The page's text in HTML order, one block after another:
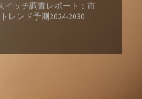
イッチ調査レポート：市
レンド予測2024-2030